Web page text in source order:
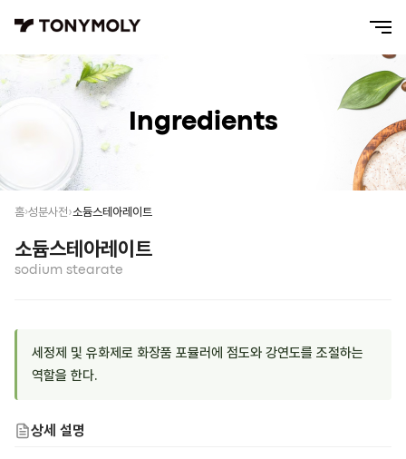
Ingredients
홈 성분사전 소듐스테아레이트
소듐스테아레이트
sodium stearate
세정제 및 유화제로 화장품 포뮬러에 점도와 강연도를 조절하는
역할을 한다.
상세 설명